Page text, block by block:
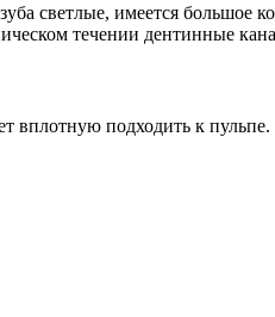
светлые, имеется большое
течении дентинные
вплотную подходить к пульпе.